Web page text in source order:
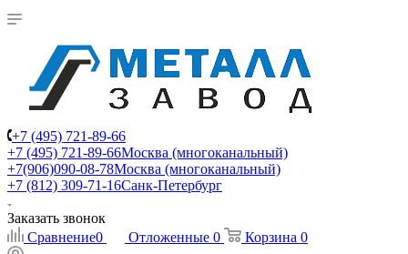
+7 (495) 721-89-66
+7 (495) 721-89-66Москва (многоканальный)
+7(906)090-08-78Москва (многоканальный)
+7 (812) 309-71-16Санк-Петербург
Заказать звонок
Сравнение0 Отложенные 0 Корзина 0